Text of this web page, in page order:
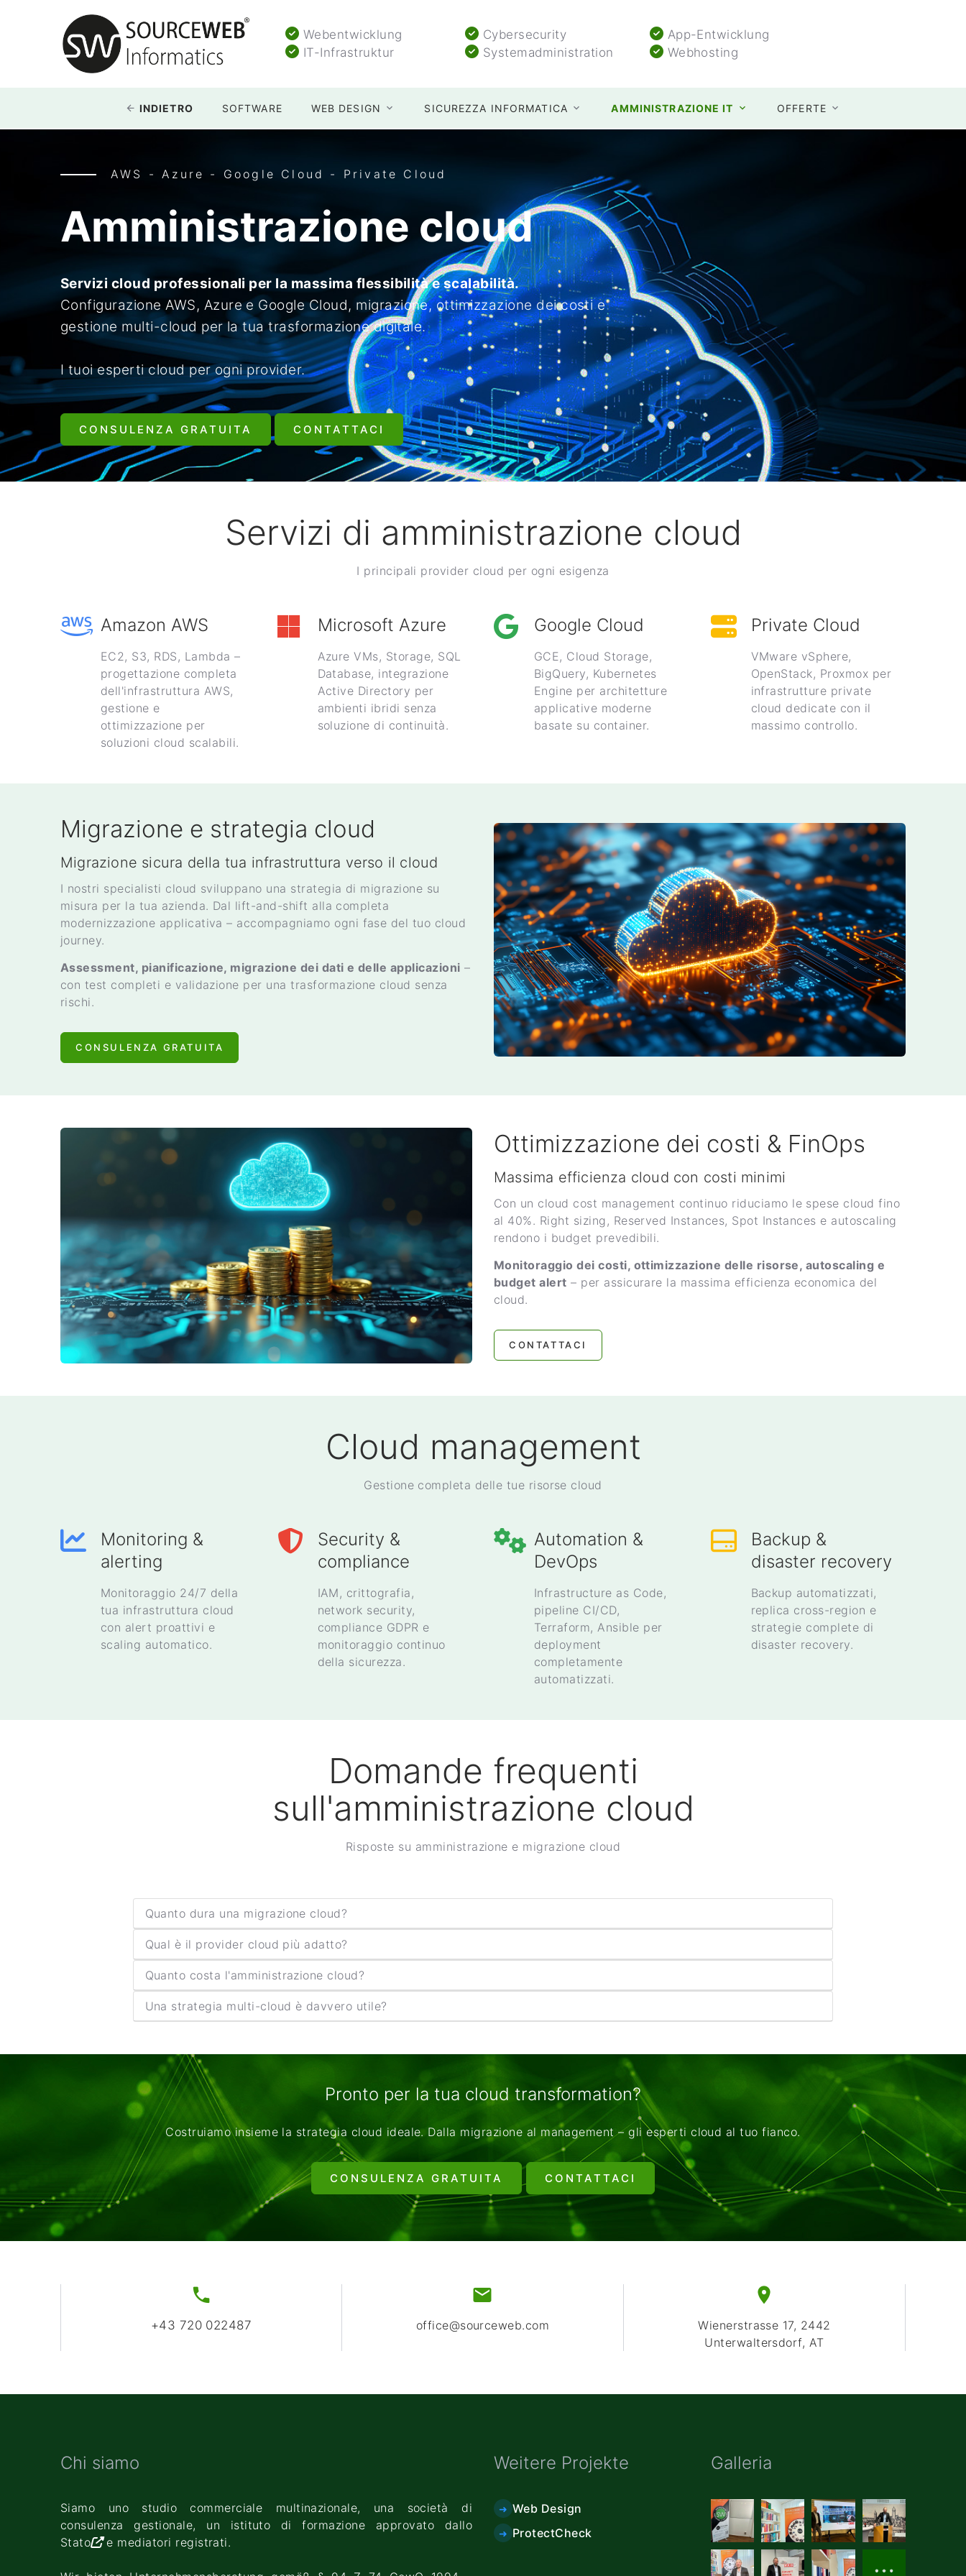
Webentwicklung
IT-Infrastruktur
Cybersecurity
Systemadministration
App-Entwicklung
Webhosting
INDIETRO SOFTWARE WEB DESIGN SICUREZZA INFORMATICA AMMINISTRAZIONE IT OFFERTE
AWS - Azure - Google Cloud - Private Cloud
Amministrazione cloud
Servizi cloud professionali per la massima flessibilità e scalabilità.
Configurazione AWS, Azure e Google Cloud, migrazione, ottimizzazione dei costi e
gestione multi-cloud per la tua trasformazione digitale.
I tuoi esperti cloud per ogni provider.
CONSULENZA GRATUITA CONTATTACI
Servizi di amministrazione cloud
I principali provider cloud per ogni esigenza
Amazon AWS
EC2, S3, RDS, Lambda –
progettazione completa
dell'infrastruttura AWS,
gestione e
ottimizzazione per
soluzioni cloud scalabili.
Microsoft Azure
Azure VMs, Storage, SQL
Database, integrazione
Active Directory per
ambienti ibridi senza
soluzione di continuità.
Google Cloud
GCE, Cloud Storage,
BigQuery, Kubernetes
Engine per architetture
applicative moderne
basate su container.
Private Cloud
VMware vSphere,
OpenStack, Proxmox per
infrastrutture private
cloud dedicate con il
massimo controllo.
Migrazione e strategia cloud
Migrazione sicura della tua infrastruttura verso il cloud
I nostri specialisti cloud sviluppano una strategia di migrazione su
misura per la tua azienda. Dal lift-and-shift alla completa
modernizzazione applicativa – accompagniamo ogni fase del tuo cloud
journey.
Assessment, pianificazione, migrazione dei dati e delle applicazioni –
con test completi e validazione per una trasformazione cloud senza
rischi.
CONSULENZA GRATUITA
Ottimizzazione dei costi & FinOps
Massima efficienza cloud con costi minimi
Con un cloud cost management continuo riduciamo le spese cloud fino
al 40%. Right sizing, Reserved Instances, Spot Instances e autoscaling
rendono i budget prevedibili.
Monitoraggio dei costi, ottimizzazione delle risorse, autoscaling e
budget alert – per assicurare la massima efficienza economica del
cloud.
CONTATTACI
Cloud management
Gestione completa delle tue risorse cloud
Monitoring &
alerting
Monitoraggio 24/7 della
tua infrastruttura cloud
con alert proattivi e
scaling automatico.
Security &
compliance
IAM, crittografia,
network security,
compliance GDPR e
monitoraggio continuo
della sicurezza.
Automation &
DevOps
Infrastructure as Code,
pipeline CI/CD,
Terraform, Ansible per
deployment
completamente
automatizzati.
Backup &
disaster recovery
Backup automatizzati,
replica cross-region e
strategie complete di
disaster recovery.
Domande frequenti
sull'amministrazione cloud
Risposte su amministrazione e migrazione cloud
Quanto dura una migrazione cloud?
Qual è il provider cloud più adatto?
Quanto costa l'amministrazione cloud?
Una strategia multi-cloud è davvero utile?
Pronto per la tua cloud transformation?
Costruiamo insieme la strategia cloud ideale. Dalla migrazione al management – gli esperti cloud al tuo fianco.
CONSULENZA GRATUITA CONTATTACI
+43 720 022487 office@sourceweb.com
Wienerstrasse 17, 2442
Unterwaltersdorf, AT
Chi siamo
Siamo uno studio commerciale multinazionale, una società di
consulenza gestionale, un istituto di formazione approvato dallo
Stato
e mediatori registrati.
Weitere Projekte
Web Design
ProtectCheck
Galleria